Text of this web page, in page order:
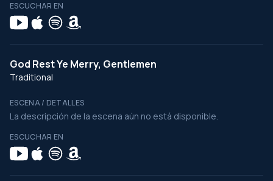
ESCUCHAR EN
God Rest Ye Merry, Gentlemen
Traditional
ESCENA / DETALLES
La descripción de la escena aún no está disponible.
ESCUCHAR EN